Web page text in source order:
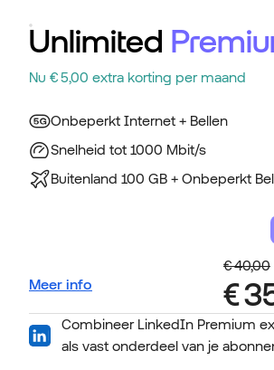
Unlimited
Nu € 5,00 extra korting per maand
Onbeperkt Internet + Bellen
Snelheid tot 1000 Mbit/s
Buitenland 100 GB + Onbeperkt
Meer info
Combineer LinkedIn Premium
als vast onderdeel van je